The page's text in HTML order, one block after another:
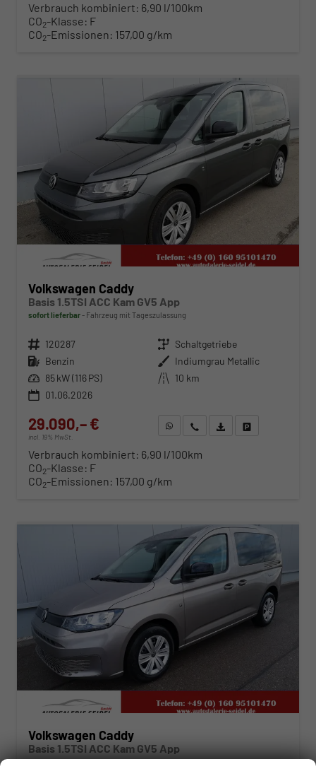
Verbrauch kombiniert: 6,90 l/100km
CO2-Klasse: F
CO2-Emissionen: 157,00 g/km
Volkswagen Caddy
Basis 1.5TSI ACC Kam GV5 App
sofort lieferbar Fahrzeug mit Tageszulassung
Fahrzeugnr. 120287 Getriebe Schaltgetriebe
Kraftstoff Benzin Außenfarbe Indiumgrau Metallic
Leistung 85 kW (116 PS) Kilometerstand 10 km
01.06.2026
29.090,– €
incl. 19% MwSt.
WhatsApp anfragen
Wir rufen Sie anFahrzeugexposé (PDF)
Verbrauch kombiniert: 6,90 l/100km
CO2-Klasse: F
CO2-Emissionen: 157,00 g/km
Volkswagen Caddy
Basis 1.5TSI ACC Kam GV5 App
sofort lieferbar Fahrzeug mit Tageszulassung